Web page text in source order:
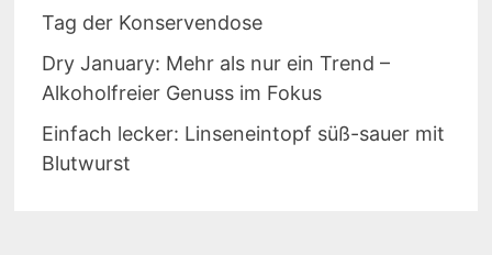
Tag der Konservendose
Dry January: Mehr als nur ein Trend –
Alkoholfreier Genuss im Fokus
Einfach lecker: Linseneintopf süß-sauer mit
Blutwurst